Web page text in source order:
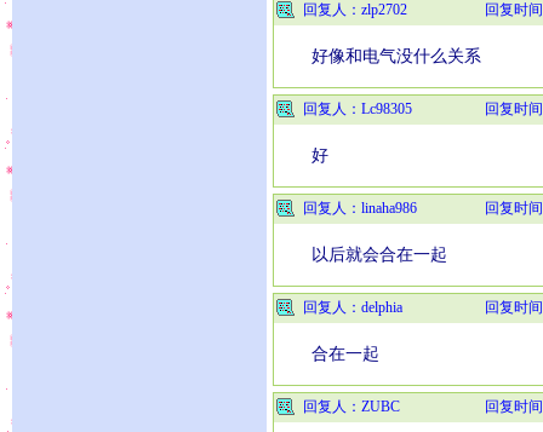
回复人：zlp2702 回复时
好像和电气没什么关系
回复人：Lc98305 回复时
好
回复人：linaha986 回复时
以后就会合在一起
回复人：delphia 回复时
合在一起
回复人：ZUBC 回复时